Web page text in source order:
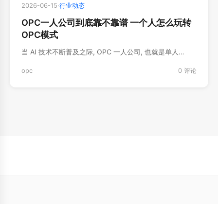
2026-06-15·行业动态
OPC一人公司到底靠不靠谱 一个人怎么玩转
OPC模式
当 AI 技术不断普及之际, OPC 一人公司, 也就是单人…
opc 0 评论